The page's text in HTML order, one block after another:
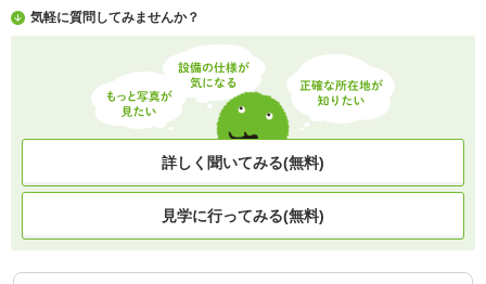
気軽に質問してみませんか？
詳しく聞いてみる(無料)
見学に行ってみる(無料)